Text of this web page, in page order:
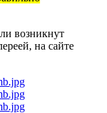
возникнут
на сайте